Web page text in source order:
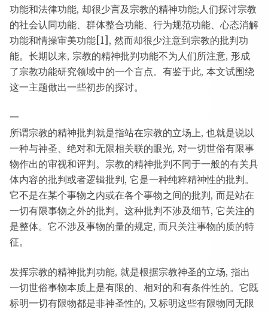
功能和法律功能, 却很少言及宗教的精神功能;人们探讨宗教
的社会认同功能、群体整合功能、行为规范功能、心态消解
功能和情操审美功能[1], 然而却很少注意到宗教的批判功
能。长期以来, 宗教的精神批判功能不为人们所注意, 形成
了宗教功能研究领域中的一个盲点。有鉴于此, 本文试围绕
这一主题做出一些初步的探讨。
一
所谓宗教的精神批判就是指站在宗教的立场上, 也就是说以
一种与神圣、绝对和无限相关联的眼光, 对一切世俗有限事
物作出的审视和评判。宗教的精神批判不同于一般的有关具
体内容的批判或者逻辑批判, 它是一种纯粹精神性的批判。
它不是在某个事物之内或在各个事物之间的批判, 而是站在
一切有限事物之外的批判。这种批判不涉及细节, 它关注的
是整体。它不涉及事物的量的规定, 而只关注事物的质的特
征。
发挥宗教的精神批判功能, 就是根据宗教神圣的立场, 指出
一切世俗事物本质上是有限的、相对的和有条件性的。它既
标明一切有限物都是非神圣性的, 又标明这些有限物同无限